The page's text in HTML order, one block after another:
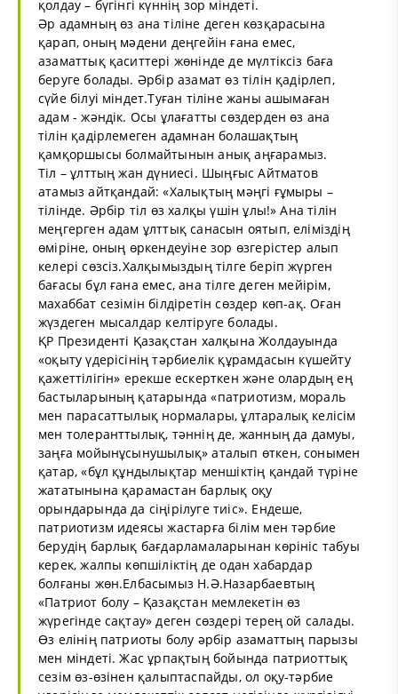
қолдау – бүгінгі күннің зор міндеті.
Әр адамның өз ана тіліне деген көзқарасына
қарап, оның мәдени деңгейін ғана емес,
азаматтық қаситтері жөнінде де мүлтіксіз баға
беруге болады. Әрбір азамат өз тілін қадірлеп,
сүйе білуі міндет.Туған тіліне жаны ашымаған
адам - жәндік. Осы ұлағатты сөздерден өз ана
тілін қадірлемеген адамнан болашақтың
қамқоршысы болмайтынын анық аңғарамыз.
Тіл – ұлттың жан дүниесі. Шыңғыс Айтматов
атамыз айтқандай: «Халықтың мәңгі ғұмыры –
тілінде. Әрбір тіл өз халқы үшін ұлы!» Ана тілін
меңгерген адам ұлттық санасын оятып, еліміздің
өміріне, оның өркендеуіне зор өзгерістер алып
келері сөзсіз.Халқымыздың тілге беріп жүрген
бағасы бұл ғана емес, ана тілге деген мейірім,
махаббат сезімін білдіретін сөздер көп-ақ. Оған
жүздеген мысалдар келтіруге болады.
ҚР Президенті Қазақстан халқына Жолдауында
«оқыту үдерісінің тәрбиелік құрамдасын күшейту
қажеттілігін» ерекше ескерткен және олардың ең
бастыларының қатарында «патриотизм, мораль
мен парасаттылық нормалары, ұлтаралық келісім
мен толеранттылық, тәннің де, жанның да дамуы,
заңға мойынұсынушылық» аталып өткен, сонымен
қатар, «бұл құндылықтар меншіктің қандай түріне
жататынына қарамастан барлық оқу
орындарында да сіңірілуге тиіс». Ендеше,
патриотизм идеясы жастарға білім мен тәрбие
берудің барлық бағдарламаларынан көрініс табуы
керек, жалпы көпшіліктің де одан хабардар
болғаны жөн.Елбасымыз Н.Ә.Назарбаевтың
«Патриот болу – Қазақстан мемлекетін өз
жүрегінде сақтау» деген сөздері терең ой салады.
Өз елінің патриоты болу әрбір азаматтың парызы
мен міндеті. Жас ұрпақтың бойында патриоттық
сезім өз-өзінен қалыптаспайды, ол оқу-тәрбие